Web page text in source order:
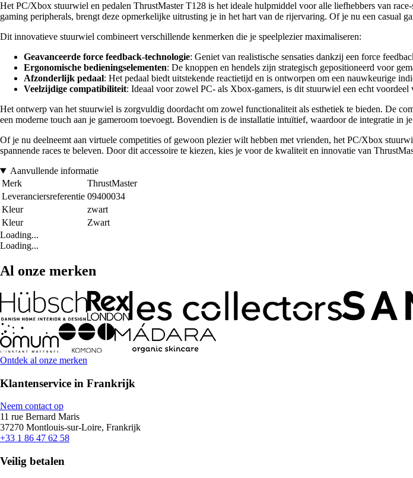
Het PC/Xbox stuurwiel en pedalen ThrustMaster T128 is het ideale hulpmiddel voor alle liefhebbers van
gaming peripherals, brengt deze opmerkelijke uitrusting je in het hart van de rijervaring. Of je nu een casual
Dit innovatieve stuurwiel combineert verschillende kenmerken die je speelplezier maximaliseren:
Geavanceerde force feedback-technologie: Geniet van realistische sensaties dankzij een force
Ergonomische bedieningselementen: De knoppen en hendels zijn strategisch gepositioneerd voor
Afzonderlijk pedaal: Het pedaal biedt uitstekende reactietijd en is ontworpen om een nauwkeurige
Veelzijdige compatibiliteit: Ideaal voor zowel PC- als Xbox-gamers, is dit stuurwiel een echt voordeel
Het ontwerp van het stuurwiel is zorgvuldig doordacht om zowel functionaliteit als esthetiek te bieden. De
een moderne touch aan je gameroom toevoegt. Bovendien is de installatie intuïtief, waardoor de integratie in
Of je nu deelneemt aan virtuele competities of gewoon plezier wilt hebben met vrienden, het PC/Xbox
spannende races te beleven. Door dit accessoire te kiezen, kies je voor de kwaliteit en innovatie van
Aanvullende informatie
Merk
ThrustMaster
Leveranciersreferentie 09400034
Kleur
zwart
Kleur
Zwart
Loading...
Loading...
Al onze merken
Ontdek al onze merken
Klantenservice in Frankrijk
Neem contact op
11 rue Bernard Maris
37270 Montlouis-sur-Loire, Frankrijk
+33 1 86 47 62 58
Veilig betalen